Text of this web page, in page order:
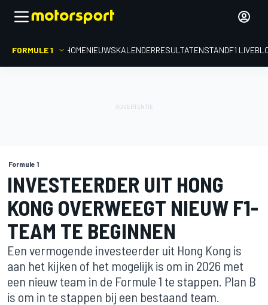
FORMULE 1 HOMENIEUWSKALENDERRESULTATENSTANDF1
Formule 1
INVESTEERDER UIT HONG
KONG OVERWEEGT NIEUW F1-
TEAM TE BEGINNEN
Een vermogende investeerder uit Hong Kong is
aan het kijken of het mogelijk is om in 2026 met
een nieuw team in de Formule 1 te stappen. Plan B
is om in te stappen bij een bestaand team.